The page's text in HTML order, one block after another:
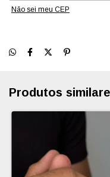
Não sei meu CEP
Produtos